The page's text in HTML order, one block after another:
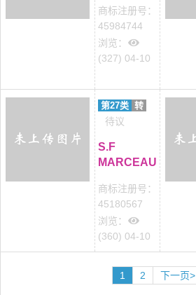
商标注册号：
45984744
浏览：
(327) 04-10
第27类 转
待议
S.F
MARCEAU
商标注册号：
45180567
浏览：
(360) 04-10
1 2 下一页>